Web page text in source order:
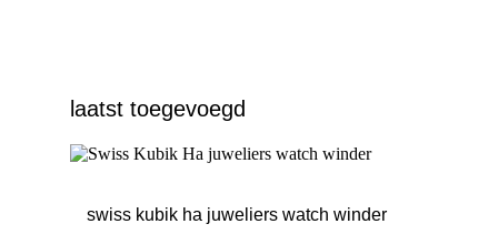
laatst toegevoegd
swiss kubik ha juweliers watch winder